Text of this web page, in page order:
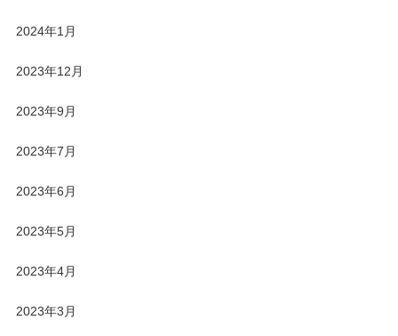
2024年1月
2023年12月
2023年9月
2023年7月
2023年6月
2023年5月
2023年4月
2023年3月